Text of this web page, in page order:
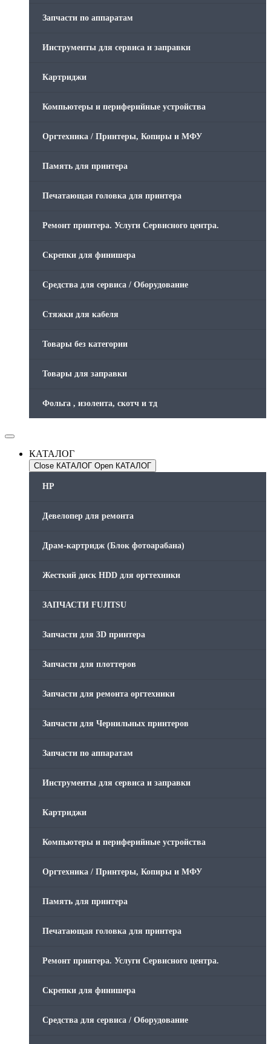
Запчасти по аппаратам
Инструменты для сервиса и заправки
Картриджи
Компьютеры и периферийные устройства
Оргтехника / Принтеры, Копиры и МФУ
Память для принтера
Печатающая головка для принтера
Ремонт принтера. Услуги Сервисного центра.
Скрепки для финишера
Средства для сервиса / Оборудование
Стяжки для кабеля
Товары без категории
Товары для заправки
Фольга , изолента, скотч и тд
КАТАЛОГ
Close КАТАЛОГ Open КАТАЛОГ
HP
Девелопер для ремонта
Драм-картридж (Блок фотоарабана)
Жесткий диск HDD для оргтехники
ЗАПЧАСТИ FUJITSU
Запчасти для 3D принтера
Запчасти для плоттеров
Запчасти для ремонта оргтехники
Запчасти для Чернильных принтеров
Запчасти по аппаратам
Инструменты для сервиса и заправки
Картриджи
Компьютеры и периферийные устройства
Оргтехника / Принтеры, Копиры и МФУ
Память для принтера
Печатающая головка для принтера
Ремонт принтера. Услуги Сервисного центра.
Скрепки для финишера
Средства для сервиса / Оборудование